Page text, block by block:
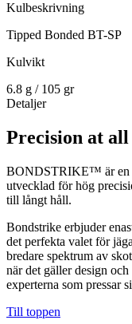
Kulbeskrivning
Tipped Bonded BT-SP
Kulvikt
6.8 g / 105 gr
Detaljer
Precision at all
BONDSTRIKE™ är en
utvecklad för hög
till långt håll.
Bondstrike erbjuder
det perfekta valet för
bredare spektrum av
när det gäller design
experterna som pressar
Till toppen